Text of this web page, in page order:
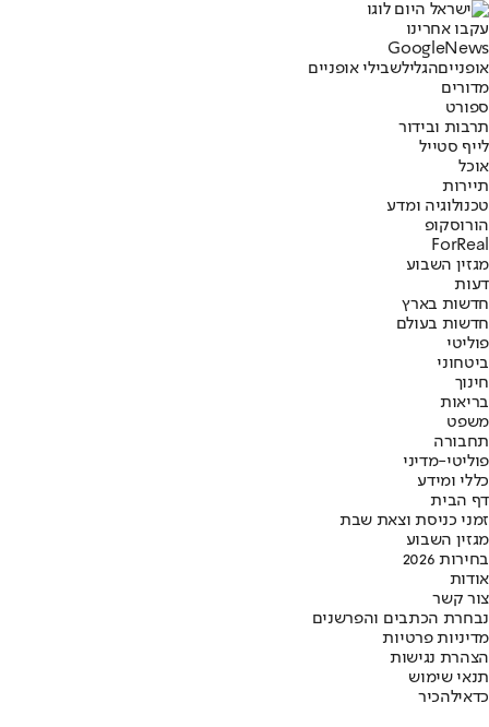
עקבו אחרינו
Googl eNews
אופנייםהגלילשבילי אופניים
מדורים
ספורט
תרבות ובידור
לייף סטייל
אוכל
תיירות
טכנולוגיה ומדע
הורוסקופ
ForReal
מגזין השבוע
דעות
חדשות בארץ
חדשות בעולם
פוליטי
ביטחוני
חינוך
בריאות
משפט
תחבורה
פוליטי-מדיני
כללי ומידע
דף הבית
זמני כניסת וצאת שבת
מגזין השבוע
בחירות 2026
אודות
צור קשר
נבחרת הכתבים והפרשנים
מדיניות פרטיות
הצהרת נגישות
תנאי שימוש
כדאילהכיר